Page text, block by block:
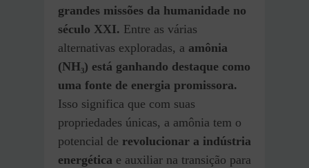
grandes missões da humanidade no
século XXI. Entre as várias
alternativas exploradas, a amônia
(NH₃) está ganhando destaque como
uma fonte de energia promissora.
Isso significa que com suas
propriedades únicas, a amônia tem o
potencial de revolucionar a indústria
energética e auxiliar na transição para